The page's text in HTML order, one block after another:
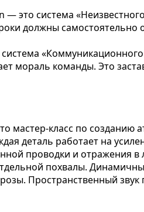
это система
должны самостоятельно
мораль команды. Это
мастер-класс по
деталь работает на
проводки и отражения
похвалы.
Пространственный